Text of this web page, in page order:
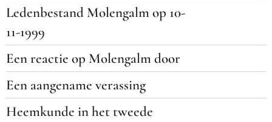
Ledenbestand Molengalm op 10-
11-1999
Een reactie op Molengalm door
Een aangename verassing
Heemkunde in het tweede